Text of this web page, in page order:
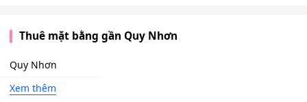
Thuê mặt bằng gần Quy Nhơn
Quy Nhơn
Xem thêm